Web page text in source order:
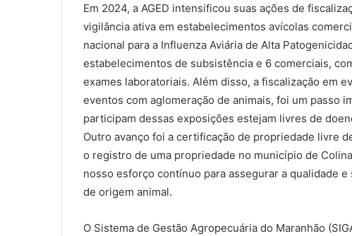
Em 2024, a AGED intensificou suas ações de
vigilância ativa em estabelecimentos avícolas
nacional para a Influenza Aviária de Alta
estabelecimentos de subsistência e 6 comerciais,
exames laboratoriais. Além disso, a fiscalização em
eventos com aglomeração de animais, foi um passo
participam dessas exposições estejam livres de
Outro avanço foi a certificação de propriedade livre
o registro de uma propriedade no município de
nosso esforço contínuo para assegurar a qualidade
de origem animal.
O Sistema de Gestão Agropecuária do Maranhão